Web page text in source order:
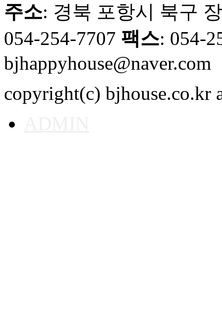
주소: 경북 포항시 북구
054-254-7707 팩스: 054-
bjhappyhouse@naver.com
copyright(c) bjhouse.co.kr